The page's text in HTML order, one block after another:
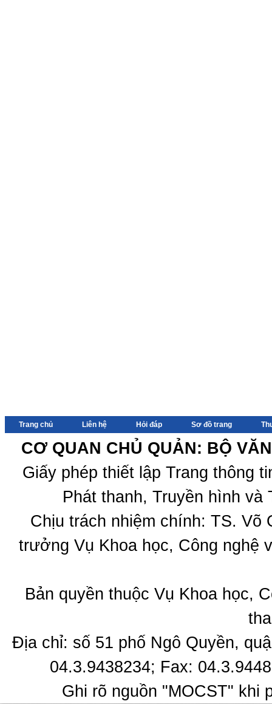
Trang chủ Liên hệ Hỏi đáp Sơ đồ trang
CƠ QUAN CHỦ QUẢN: BỘ
Giấy phép thiết lập Trang thông
Phát thanh, Truyền hình
Chịu trách nhiệm chính: TS.
trưởng Vụ Khoa học, Công nghệ
Bản quyền thuộc Vụ Khoa học,
Địa chỉ: số 51 phố Ngô Quyền,
04.3.9438234; Fax:
Ghi rõ nguồn "MOCST" khi